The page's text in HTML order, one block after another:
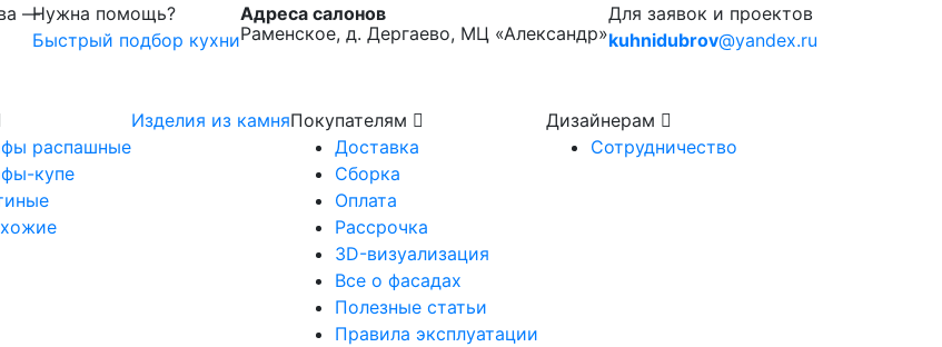
—
Нужна помощь?
Быстрый подбор кухни
Адреса салонов
Раменское, д. Дергаево, МЦ «Александр»
Для заявок и проектов
kuhnidubrov@yandex.ru
распашные
купе
Изделия из камняПокупателям
Доставка
Сборка
Оплата
Рассрочка
3D-визуализация
Все о фасадах
Полезные статьи
Правила эксплуатации
Дизайнерам
Сотрудничество